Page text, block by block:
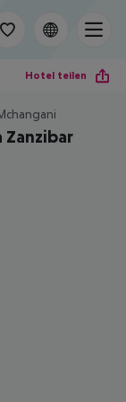
Hotel teilen
Zanzibar